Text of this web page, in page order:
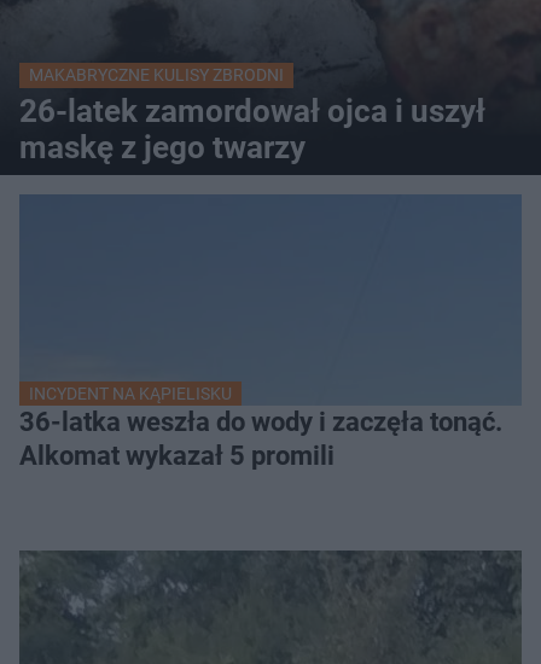
MAKABRYCZNE KULISY ZBRODNI
26-latek zamordował ojca i uszył
maskę z jego twarzy
INCYDENT NA KĄPIELISKU
36-latka weszła do wody i zaczęła tonąć.
Alkomat wykazał 5 promili